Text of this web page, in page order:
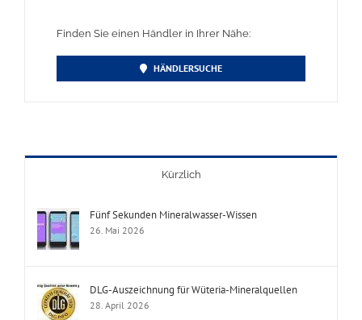
Finden Sie einen Händler in Ihrer Nähe:
HÄNDLERSUCHE
Kürzlich
Fünf Sekunden Mineralwasser-Wissen
26. Mai 2026
DLG-Auszeichnung für Wüteria-Mineralquellen
28. April 2026